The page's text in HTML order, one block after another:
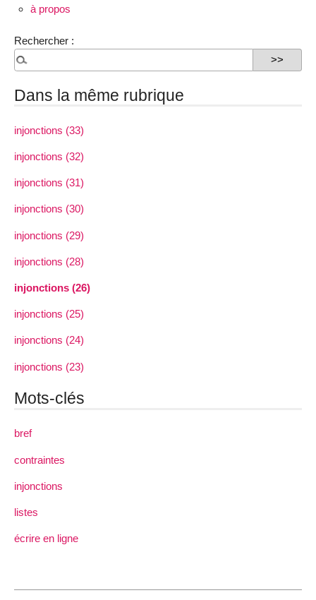
à propos
Rechercher :
Dans la même rubrique
injonctions (33)
injonctions (32)
injonctions (31)
injonctions (30)
injonctions (29)
injonctions (28)
injonctions (26)
injonctions (25)
injonctions (24)
injonctions (23)
Mots-clés
bref
contraintes
injonctions
listes
écrire en ligne